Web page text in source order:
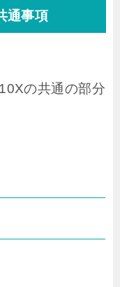
通事項
の共通の部分